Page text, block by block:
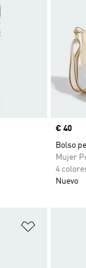
Precio
€ 40
Bolso
Mujer
4
Nuevo